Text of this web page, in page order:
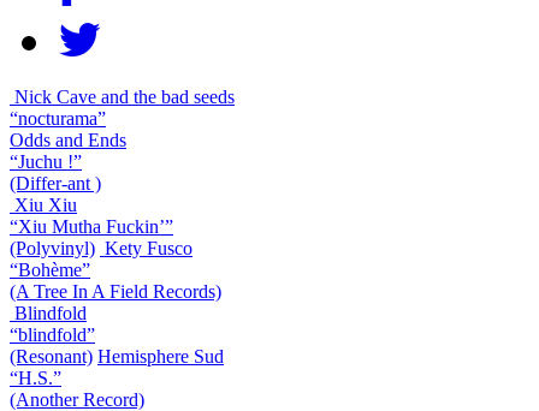
Nick Cave and the bad seeds
“nocturama”
Odds and Ends
“Juchu !”
(Differ-ant )
Xiu Xiu
“Xiu Mutha Fuckin’”
(Polyvinyl) Kety Fusco
“Bohème”
(A Tree In A Field Records)
Blindfold
“blindfold”
(Resonant) Hemisphere Sud
“H.S.”
(Another Record)